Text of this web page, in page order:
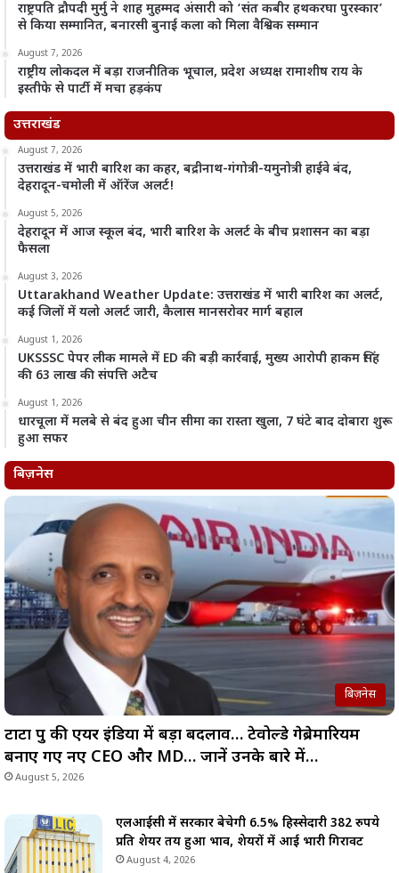
राष्ट्रपति द्रौपदी मुर्मु ने शाह मुहम्मद अंसारी को ‘संत कबीर हथकरघा पुरस्कार’
से किया सम्मानित, बनारसी बुनाई कला को मिला वैश्विक सम्मान
August 7, 2026
राष्ट्रीय लोकदल में बड़ा राजनीतिक भूचाल, प्रदेश अध्यक्ष रामाशीष राय के
इस्तीफे से पार्टी में मचा हड़कंप
उत्तराखंड
August 7, 2026
उत्तराखंड में भारी बारिश का कहर, बद्रीनाथ-गंगोत्री-यमुनोत्री हाईवे बंद,
देहरादून-चमोली में ऑरेंज अलर्ट!
August 5, 2026
देहरादून में आज स्कूल बंद, भारी बारिश के अलर्ट के बीच प्रशासन का बड़ा
फैसला
August 3, 2026
Uttarakhand Weather Update: उत्तराखंड में भारी बारिश का अलर्ट,
कई जिलों में यलो अलर्ट जारी, कैलास मानसरोवर मार्ग बहाल
August 1, 2026
UKSSSC पेपर लीक मामले में ED की बड़ी कार्रवाई, मुख्य आरोपी हाकम सिंह
की 63 लाख की संपत्ति अटैच
August 1, 2026
धारचूला में मलबे से बंद हुआ चीन सीमा का रास्ता खुला, 7 घंटे बाद दोबारा शुरू
हुआ सफर
बिज़नेस
बिज़नेस
टाटा ग्रुप की एयर इंडिया में बड़ा बदलाव… टेवोल्डे गेब्रेमारियम
बनाए गए नए CEO और MD… जानें उनके बारे में…
August 5, 2026
एलआईसी में सरकार बेचेगी 6.5% हिस्सेदारी 382 रुपये
प्रति शेयर तय हुआ भाव, शेयरों में आई भारी गिरावट
August 4, 2026